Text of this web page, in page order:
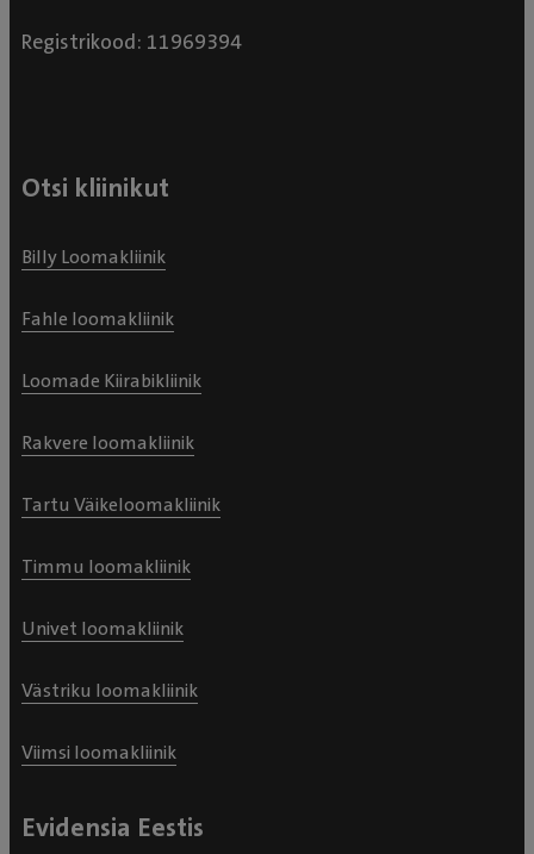
Registrikood: 11969394
Otsi kliinikut
Billy Loomakliinik
Fahle loomakliinik
Loomade Kiirabikliinik
Rakvere loomakliinik
Tartu Väikeloomakliinik
Timmu loomakliinik
Univet loomakliinik
Västriku loomakliinik
Viimsi loomakliinik
Evidensia Eestis